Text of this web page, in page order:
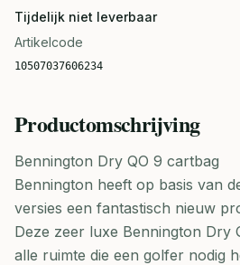
Tijdelijk niet leverbaar
Artikelcode
10507037606234
Productomschrijving
Bennington Dry QO 9 cartbag
Bennington heeft op basis van
versies een fantastisch nieuw
Deze zeer luxe Bennington Dry
alle ruimte die een golfer nodig